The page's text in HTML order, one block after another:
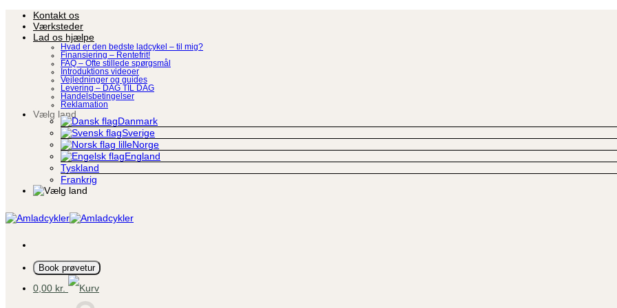
Fortsæt
indhold
Kontakt os
Værksteder
Lad os hjælpe
Hvad er den bedste ladcykel – til mig?
Finansiering – Rentefrit!
FAQ – Ofte stillede spørgsmål
Introduktions videoer
Vejledninger og guides
Levering – DAG TIL DAG
Handelsbetingelser
Reklamation
Vælg land
Danmark
Sverige
Norge
England
Tyskland
Frankrig
Book prøvetur
0,00 kr.